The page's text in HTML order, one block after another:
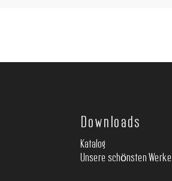
Downloads
Katalog
Unsere schönsten Werke